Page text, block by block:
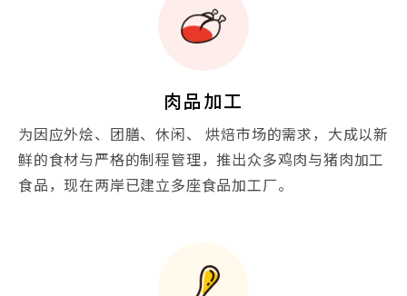
肉品加工
为因应外烩、团膳、休闲、 烘焙市场的需求，大成以新
鲜的食材与严格的制程管理，推出众多鸡肉与猪肉加工
食品，现在两岸已建立多座食品加工厂。